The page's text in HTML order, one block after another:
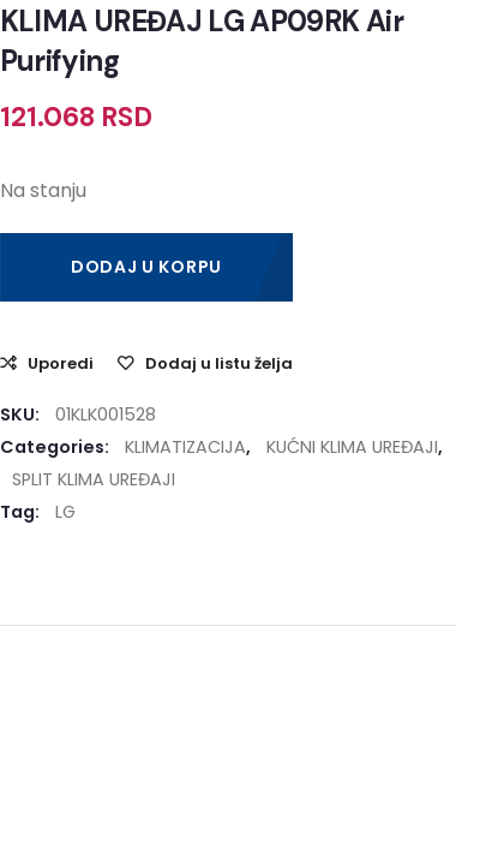
KLIMA UREĐAJ LG AP09RK Air
Purifying
121.068 RSD
Na stanju
DODAJ U KORPU
Uporedi Dodaj u listu želja
SKU:
01KLK001528
Categories:
KLIMATIZACIJA, KUĆNI KLIMA UREĐAJI,
SPLIT KLIMA UREĐAJI
Tag:
LG